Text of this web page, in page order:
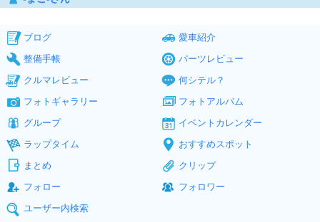
ブログ
愛車紹介
整備手帳
パーツレビュー
クルマレビュー
何シテル？
フォトギャラリー
フォトアルバム
グループ
イベントカレンダー
ラップタイム
おすすめスポット
まとめ
クリップ
フォロー
フォロワー
ユーザー内検索